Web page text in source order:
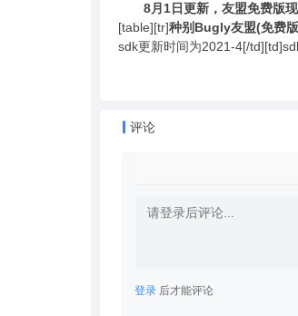
8月1日更新，友盟免费版
[table][tr]种别 Bugly友盟(免费
sdk更新时间为2021-4[/
评论
登录 后才能评论